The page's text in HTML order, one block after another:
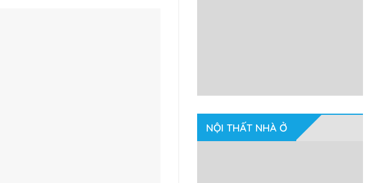
NỘI THẤT NHÀ Ở